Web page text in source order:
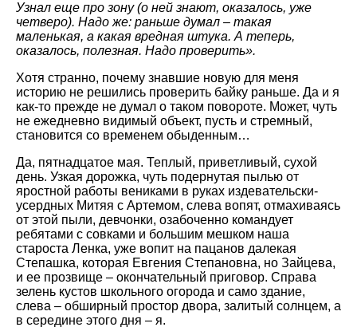
Узнал еще про зону (о ней знают, оказалось, уже
четверо). Надо же: раньше думал – такая
маленькая, а какая вредная штука. А теперь,
оказалось, полезная. Надо проверить».
Хотя странно, почему знавшие новую для меня
историю не решились проверить байку раньше. Да и я
как-то прежде не думал о таком повороте. Может, чуть
не ежедневно видимый объект, пусть и стремный,
становится со временем обыденным…
Да, пятнадцатое мая. Теплый, приветливый, сухой
день. Узкая дорожка, чуть подернутая пылью от
яростной работы вениками в руках издевательски-
усердных Митяя с Артемом, слева вопят, отмахиваясь
от этой пыли, девчонки, озабоченно командует
ребятами с совками и большим мешком наша
староста Ленка, уже вопит на пацанов далекая
Степашка, которая Евгения Степановна, но Зайцева,
и ее прозвище – окончательный приговор. Справа
зелень кустов школьного огорода и само здание,
слева – обширный простор двора, залитый солнцем, а
в середине этого дня – я.